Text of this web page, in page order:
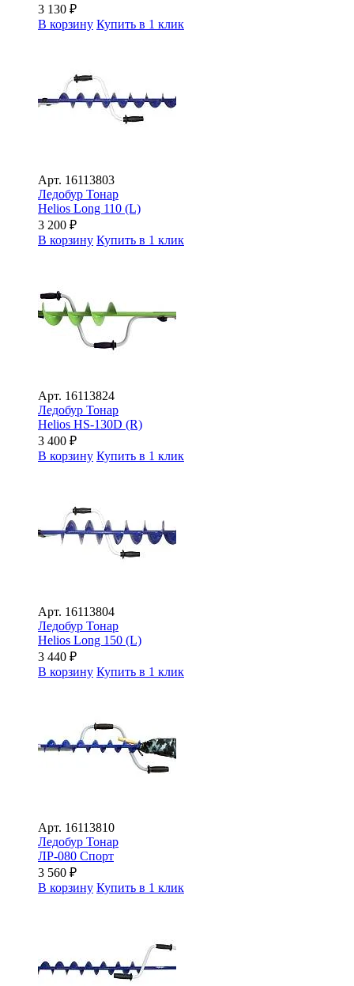
3 130 ₽
В корзину Купить в 1 клик
Арт. 16113803
Ледобур Тонар
Helios Long 110 (L)
3 200 ₽
В корзину Купить в 1 клик
Арт. 16113824
Ледобур Тонар
Helios HS-130D (R)
3 400 ₽
В корзину Купить в 1 клик
Арт. 16113804
Ледобур Тонар
Helios Long 150 (L)
3 440 ₽
В корзину Купить в 1 клик
Арт. 16113810
Ледобур Тонар
ЛР-080 Спорт
3 560 ₽
В корзину Купить в 1 клик